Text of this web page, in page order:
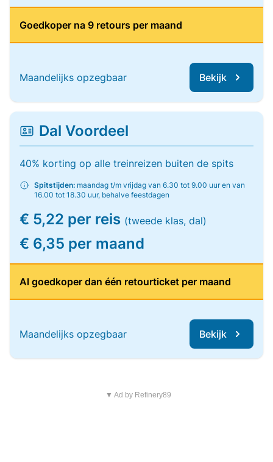
Goedkoper na 9 retours per maand
Maandelijks opzegbaar Bekijk
Dal Voordeel
40% korting op alle treinreizen buiten de spits
Spitstijden: maandag t/m vrijdag van 6.30 tot 9.00 uur en van
16.00 tot 18.30 uur, behalve feestdagen
€ 5,22 per reis (tweede klas, dal)
€ 6,35 per maand
Al goedkoper dan één retourticket per maand
Maandelijks opzegbaar Bekijk
▼ Ad by Refinery89